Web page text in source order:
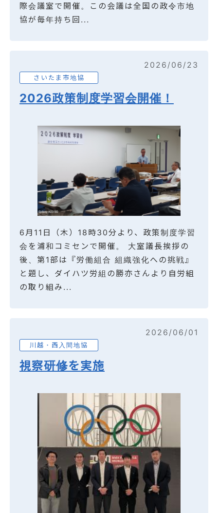
際会議室で開催。この会議は全国の政令市地
協が毎年持ち回...
2026/06/23
さいたま市地協
2026政策制度学習会開催！
6月11日（木）18時30分より、政策制度学習
会を浦和コミセンで開催。 大室議長挨拶の
後、第1部は『労働組合 組織強化への挑戦』
と題し、ダイハツ労組の勝亦さんより自労組
の取り組み...
2026/06/01
川越・西入間地協
視察研修を実施